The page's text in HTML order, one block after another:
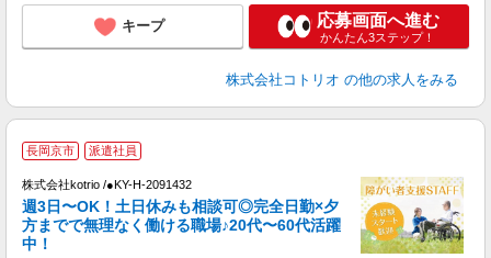
キープ 応募画面へ進む
かんたん3ステップ！
株式会社コトリオ の他の求人をみる
長岡京市 派遣社員
株式会社kotrio /●KY-H-2091432
週3日〜OK！土日休みも相談可◎完全日勤×夕
方までで無理なく働ける職場♪20代〜60代活躍
中！